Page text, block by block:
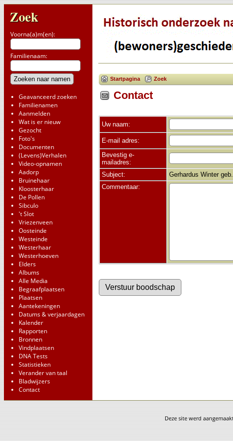
Zoek
Voorna(a)m(en):
Familienaam:
Geavanceerd zoeken
Familienamen
Aanmelden
Wat is er nieuw
Gezocht
Foto's
Documenten
(Levens)Verhalen
Video-opnamen
Aadorp
Bruinehaar
Kloosterhaar
De Pollen
Sibculo
't Slot
Vriezenveen
Oosteinde
Westeinde
Westerhaar
Westerhoeven
Elders
Albums
Alle Media
Begraafplaatsen
Plaatsen
Aantekeningen
Datums & verjaardagen
Kalender
Rapporten
Bronnen
Vindplaatsen
DNA Tests
Statistieken
Verander van taal
Bladwijzers
Contact
Startpagina Zoek
Contact
Uw naam:
E-mail adres:
Bevestig e-
mailadres:
Subject:
Gerhardus Winter
Commentaar:
Deze site werd